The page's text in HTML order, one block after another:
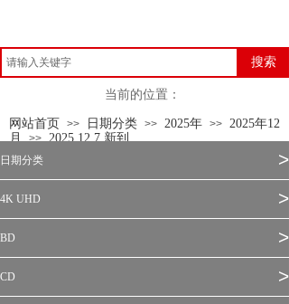
搜索
当前的位置：
网站首页 >> 日期分类 >> 2025年 >> 2025年12
月 >> 2025.12.7 新到
日期分类 >
4K UHD >
BD >
CD >